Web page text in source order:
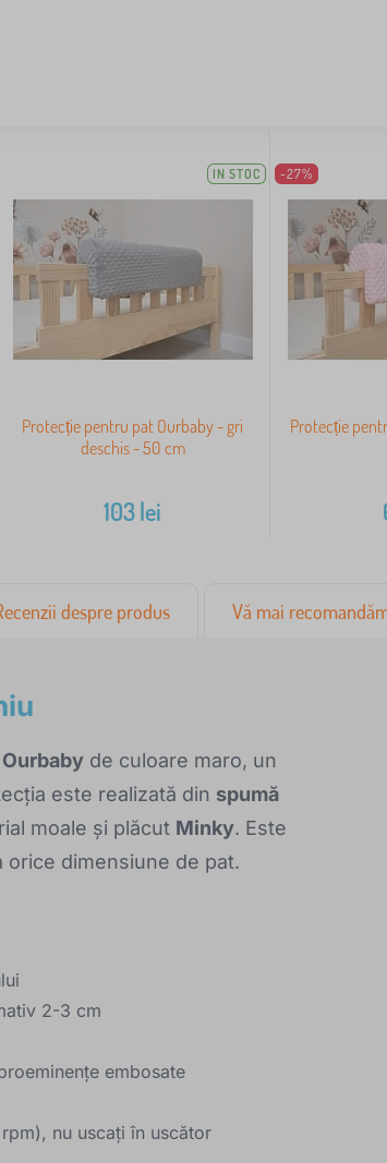
IN STOC
Protecție pentru pat Ourbaby - gri
deschis - 50 cm
103lei
-27%
Protecție
despre produs Vă mai
Ourbaby de culoare maro, un
este realizată din spumă
moale și plăcut Minky. Este
dimensiune de pat.
2-3 cm
embosate
nu uscați în uscător